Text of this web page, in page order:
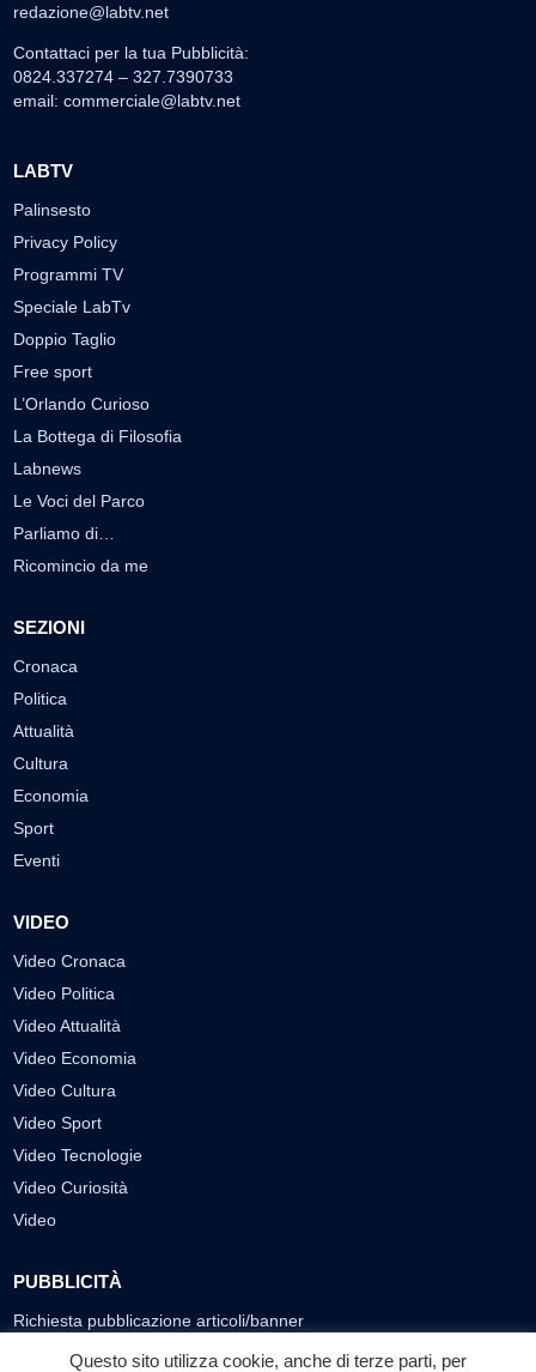
redazione@labtv.net
Contattaci per la tua Pubblicità:
0824.337274 – 327.7390733
email: commerciale@labtv.net
LABTV
Palinsesto
Privacy Policy
Programmi TV
Speciale LabTv
Doppio Taglio
Free sport
L’Orlando Curioso
La Bottega di Filosofia
Labnews
Le Voci del Parco
Parliamo di…
Ricomincio da me
SEZIONI
Cronaca
Politica
Attualità
Cultura
Economia
Sport
Eventi
VIDEO
Video Cronaca
Video Politica
Video Attualità
Video Economia
Video Cultura
Video Sport
Video Tecnologie
Video Curiosità
Video
PUBBLICITÀ
Richiesta pubblicazione articoli/banner
Questo sito utilizza cookie, anche di terze parti, per